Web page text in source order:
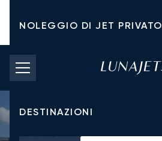
NOLEGGIO DI JET PRIVATO
TARIFFE DI NOLEGGIO
JET PRIVATI
DESTINAZIONI